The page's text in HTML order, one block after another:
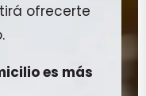
ofrecerte
es más